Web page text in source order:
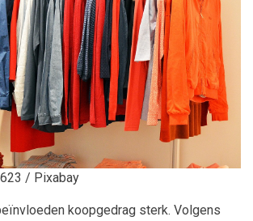
/ Pixabay
koopgedrag sterk. Volgens